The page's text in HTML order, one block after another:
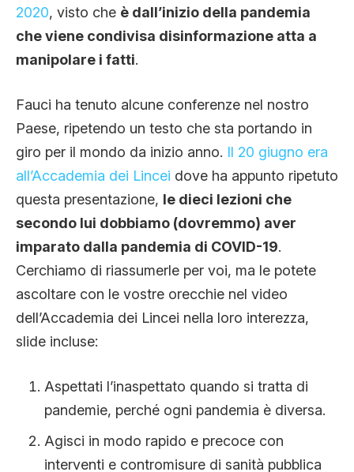
2020, visto che è dall’inizio della pandemia
che viene condivisa disinformazione atta a
manipolare i fatti.
Fauci ha tenuto alcune conferenze nel nostro
Paese, ripetendo un testo che sta portando in
giro per il mondo da inizio anno. Il 20 giugno era
all’Accademia dei Lincei dove ha appunto ripetuto
questa presentazione, le dieci lezioni che
secondo lui dobbiamo (dovremmo) aver
imparato dalla pandemia di COVID-19.
Cerchiamo di riassumerle per voi, ma le potete
ascoltare con le vostre orecchie nel video
dell’Accademia dei Lincei nella loro interezza,
slide incluse:
Aspettati l’inaspettato quando si tratta di
pandemie, perché ogni pandemia è diversa.
Agisci in modo rapido e precoce con
interventi e contromisure di sanità pubblica